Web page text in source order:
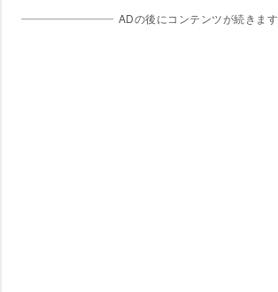
ADの後にコンテンツが続きます